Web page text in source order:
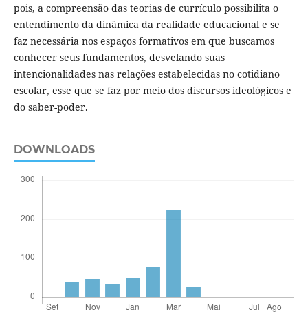
pois, a compreensão das teorias de currículo possibilita o
entendimento da dinâmica da realidade educacional e se
faz necessária nos espaços formativos em que buscamos
conhecer seus fundamentos, desvelando suas
intencionalidades nas relações estabelecidas no cotidiano
escolar, esse que se faz por meio dos discursos ideológicos e
do saber-poder.
DOWNLOADS